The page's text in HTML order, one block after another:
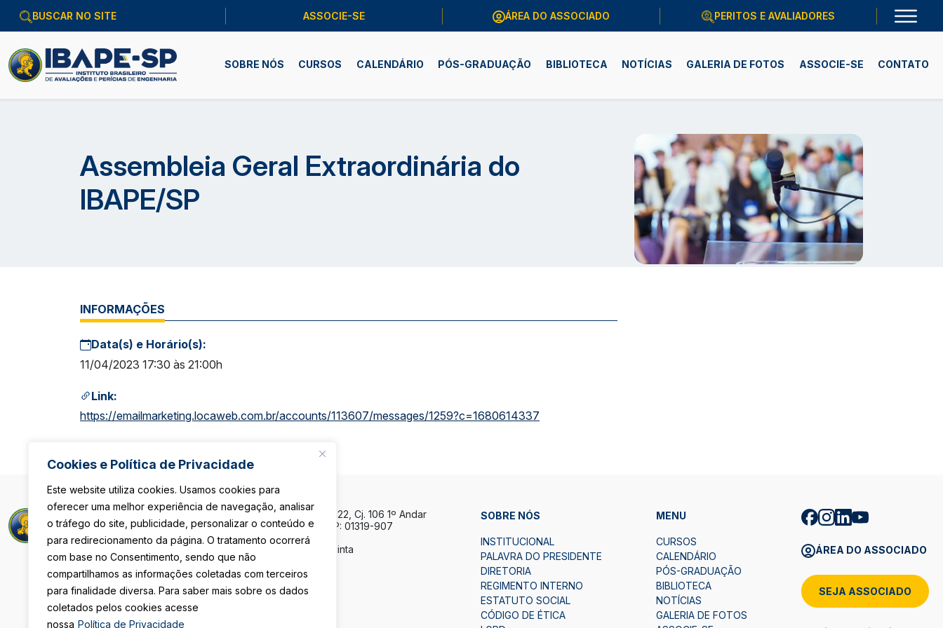
Cookies e Política de Privacidade
Este website utiliza cookies. Usamos cookies para
oferecer uma melhor experiência de navegação, analisar
o tráfego do site, publicidade, personalizar o conteúdo e
para redirecionamento da página. O tratamento ocorrerá
com base no Consentimento, sendo que não
compartilhamos as informações coletadas com terceiros
para finalidade diversa. Para saber mais sobre os dados
coletados pelos cookies acesse
nossa Política de Privacidade
ASSOCIE-SE ÁREA DO ASSOCIADO PERITOS E AVALIADORES
SOBRE NÓS CURSOS CALENDÁRIO PÓS-GRADUAÇÃO BIBLIOTECA NOTÍCIAS GALERIA DE FOTOS ASSOCIE-SE CONTATO
Assembleia Geral Extraordinária do
IBAPE/SP
INFORMAÇÕES
Data(s) e Horário(s):
11/04/2023 17:30 às 21:00h
Link:
https://emailmarketing.locaweb.com.br/accounts/113607/messages/1259?c=1680614337
Rua Maria Paula, 122, Cj. 106 1º Andar
São Paulo/SP CEP: 01319-907
De Segunda a Quinta
Das 8h às 18h.
Sexta-Feira
Das 08h às 17h.
SOBRE NÓS
INSTITUCIONAL
PALAVRA DO PRESIDENTE
DIRETORIA
REGIMENTO INTERNO
ESTATUTO SOCIAL
CÓDIGO DE ÉTICA
MENU
CURSOS
CALENDÁRIO
PÓS-GRADUAÇÃO
BIBLIOTECA
NOTÍCIAS
GALERIA DE FOTOS
ÁREA DO ASSOCIADO
SEJA ASSOCIADO